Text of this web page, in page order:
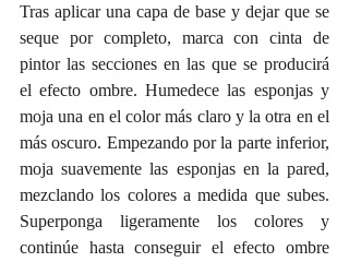
Tras aplicar una capa de base y dejar que se
seque por completo, marca con cinta de
pintor las secciones en las que se producirá
el efecto ombre. Humedece las esponjas y
moja una en el color más claro y la otra en el
más oscuro. Empezando por la parte inferior,
moja suavemente las esponjas en la pared,
mezclando los colores a medida que subes.
Superponga ligeramente los colores y
continúe hasta conseguir el efecto ombre